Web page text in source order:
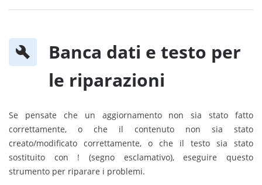
Banca dati e testo per
le riparazioni
Se pensate che un aggiornamento non sia stato fatto
correttamente, o che il contenuto non sia stato
creato/modificato correttamente, o che il testo sia stato
sostituito con ! (segno esclamativo), eseguire questo
strumento per riparare i problemi.